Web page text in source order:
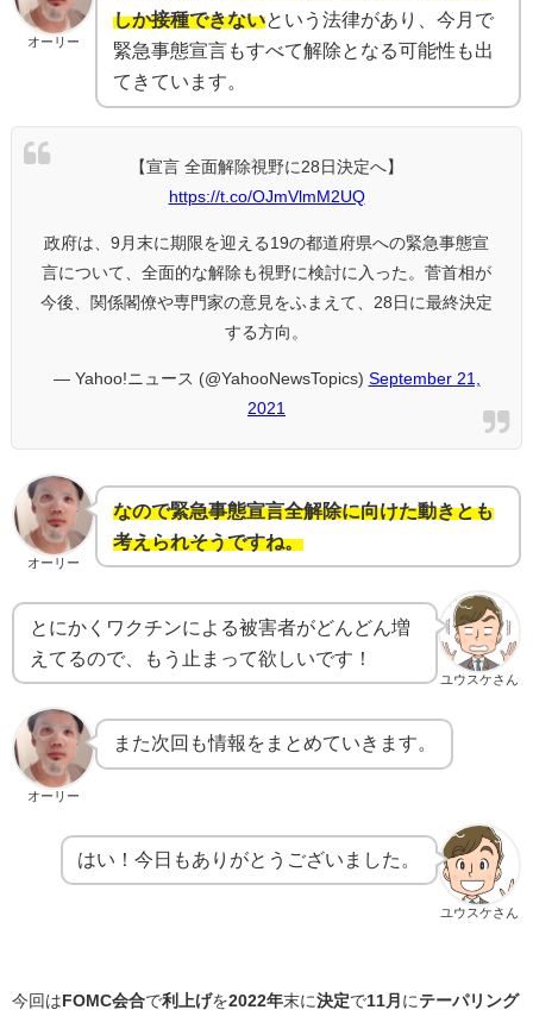
オーリー
しか接種できないという法律があり、今月で
緊急事態宣言もすべて解除となる可能性も出
てきています。
【宣言 全面解除視野に28日決定へ】
https://t.co/OJmVlmM2UQ
政府は、9月末に期限を迎える19の都道府県への緊急事態宣
言について、全面的な解除も視野に検討に入った。菅首相が
今後、関係閣僚や専門家の意見をふまえて、28日に最終決定
する方向。
— Yahoo!ニュース (@YahooNewsTopics) September 21,
2021
オーリー
なので緊急事態宣言全解除に向けた動きとも
考えられそうですね。
ユウスケさん
とにかくワクチンによる被害者がどんどん増
えてるので、もう止まって欲しいです！
オーリー
また次回も情報をまとめていきます。
ユウスケさん
はい！今日もありがとうございました。
今回はFOMC会合で利上げを2022年末に決定で11月 に テーパリング